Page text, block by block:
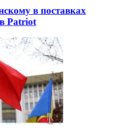
в поставках
Patriot